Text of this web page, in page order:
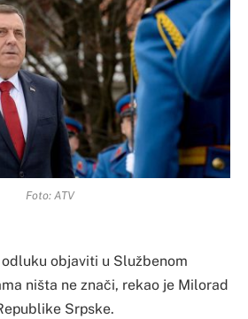
Foto: ATV
objaviti u Službenom
ništa ne znači, rekao je Milorad
Srpske.